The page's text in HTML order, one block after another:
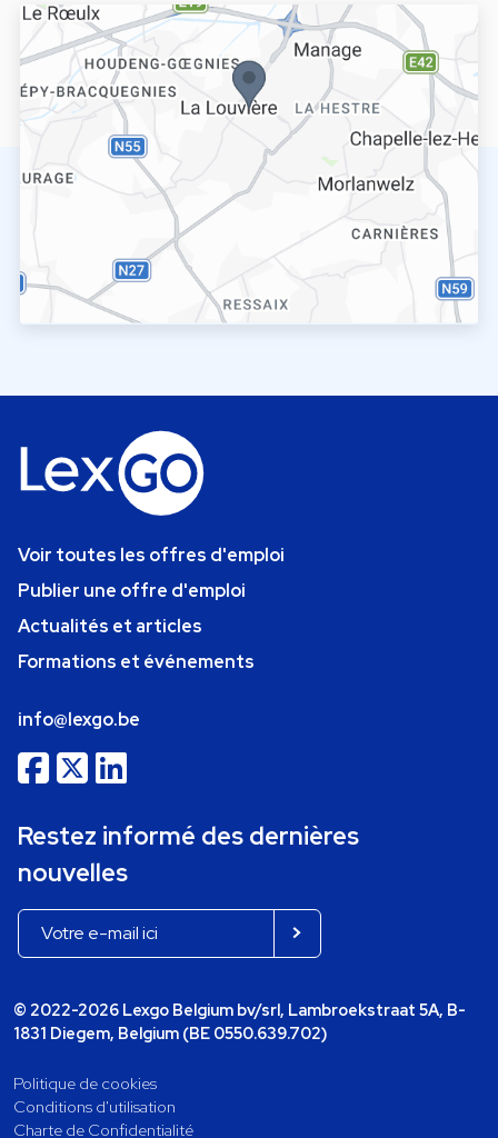
Voir toutes les offres d'emploi
Publier une offre d'emploi
Actualités et articles
Formations et événements
info@lexgo.be
Restez informé des dernières
nouvelles
© 2022-2026 Lexgo Belgium bv/srl, Lambroekstraat 5A, B-
1831 Diegem, Belgium (BE 0550.639.702)
Politique de cookies
Conditions d'utilisation
Charte de Confidentialité